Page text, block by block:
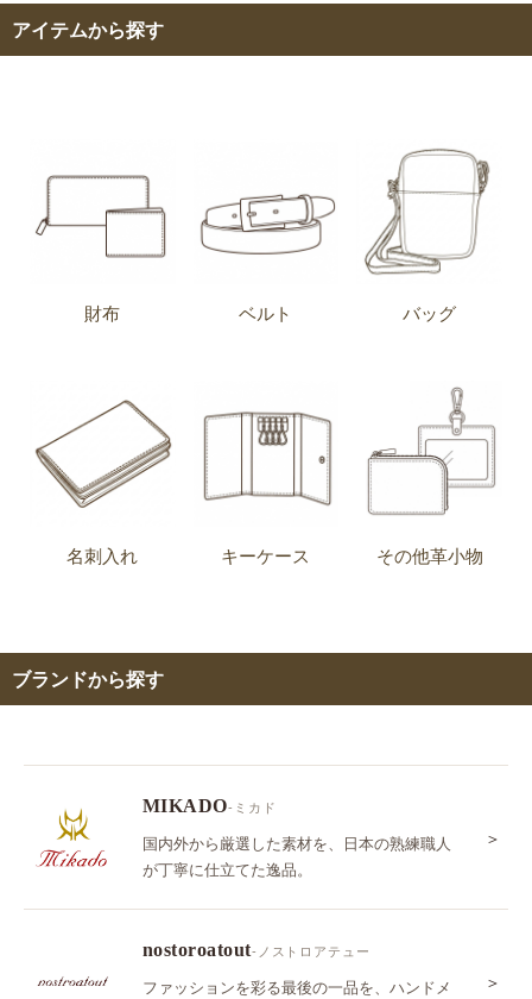
アイテムから探す
財布 ベルト バッグ
名刺入れ キーケース その他革小物
ブランドから探す
MIKADO-ミカド
国内外から厳選した素材を、日本の熟練職人
が丁寧に仕立てた逸品。
＞
nostoroatout-ノストロアテュー
ファッションを彩る最後の一品を、ハンドメ
＞